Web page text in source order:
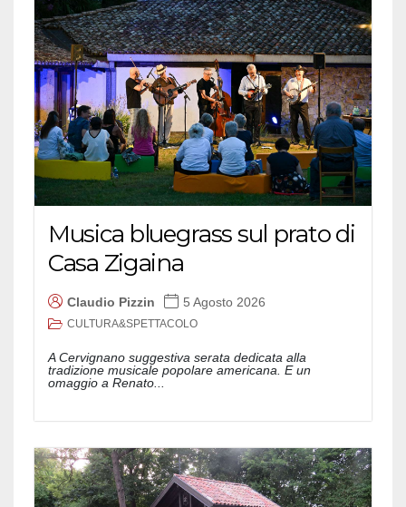
Musica bluegrass sul prato di
Casa Zigaina
Claudio Pizzin 5 Agosto 2026
CULTURA&SPETTACOLO
A Cervignano suggestiva serata dedicata alla
tradizione musicale popolare americana. E un
omaggio a Renato...